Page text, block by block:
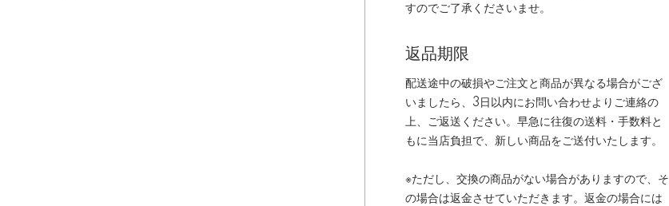
すのでご了承くださいませ。
返品期限
配送途中の破損やご注文と商品が異なる場合がござ
いましたら、3日以内にお問い合わせよりご連絡の
上、ご返送ください。早急に往復の送料・手数料と
もに当店負担で、新しい商品をご送付いたします。
※ただし、交換の商品がない場合がありますので、そ
の場合は返金させていただきます。返金の場合には